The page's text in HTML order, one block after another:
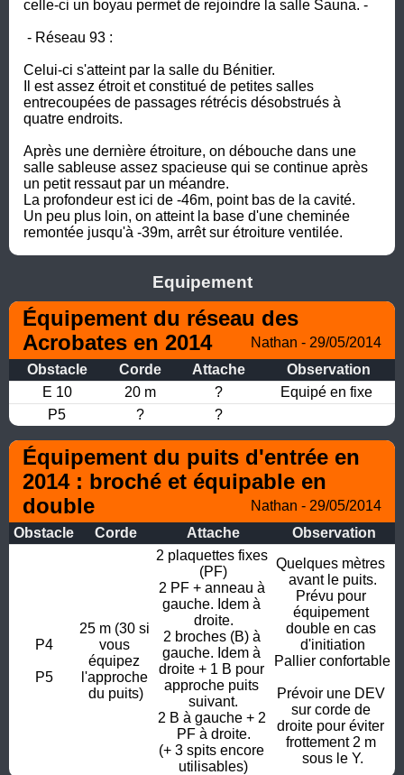
celle-ci un boyau permet de rejoindre la salle Sauna. -
Celui-ci s'atteint par la salle du Bénitier.
Il est assez étroit et constitué de petites salles
entrecoupées de passages rétrécis désobstrués à
quatre endroits.
Après une dernière étroiture, on débouche dans une
salle sableuse assez spacieuse qui se continue après
un petit ressaut par un méandre.
La profondeur est ici de -46m, point bas de la cavité.
Un peu plus loin, on atteint la base d'une cheminée
remontée jusqu'à -39m, arrêt sur étroiture ventilée.
Equipement
Équipement du réseau des
Acrobates en 2014
Nathan - 29/05/2014
Obstacle
Corde Attache
Observation
E 10
20 m ?
Equipé en fixe
P5
? ?
Équipement du puits d'entrée en
2014 : broché et équipable en
double
Nathan - 29/05/2014
Obstacle
Corde Attache Observation
P4
P5
25 m (30 si
vous
équipez
l'approche
du puits)
2 plaquettes fixes
(PF)
2 PF + anneau à
gauche. Idem à
droite.
2 broches (B) à
gauche. Idem à
droite + 1 B pour
approche puits
suivant.
2 B à gauche + 2
PF à droite.
(+ 3 spits encore
utilisables)
Quelques mètres
avant le puits.
Prévu pour
équipement
double en cas
d'initiation
Pallier confortable
Prévoir une DEV
sur corde de
droite pour éviter
frottement 2 m
sous le Y.